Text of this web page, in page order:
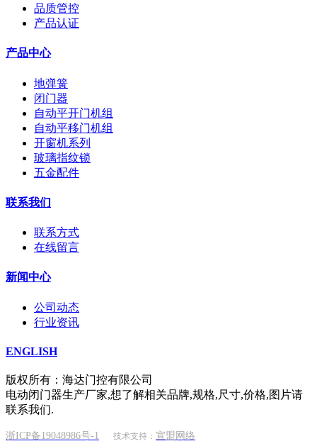
品质管控
产品认证
产品中心
地弹簧
闭门器
自动平开门机组
自动平移门机组
开窗机系列
玻璃指纹锁
五金配件
联系我们
联系方式
在线留言
新闻中心
公司动态
行业资讯
ENGLISH
版权所有：海达门控有限公司
电动闭门器生产厂家,想了解相关品牌,规格,尺寸,价格,图片请
联系我们.
浙ICP备19048986号-1 技术支持： 宣盟网络